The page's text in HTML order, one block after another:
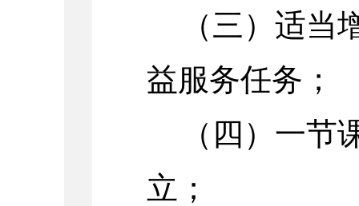
（三）适
益服务任务；
（四）一
立；